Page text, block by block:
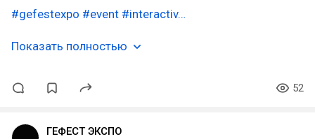
#gefestexpo #event #interactiv…
Показать полностью
52
ГЕФЕСТ ЭКСПО